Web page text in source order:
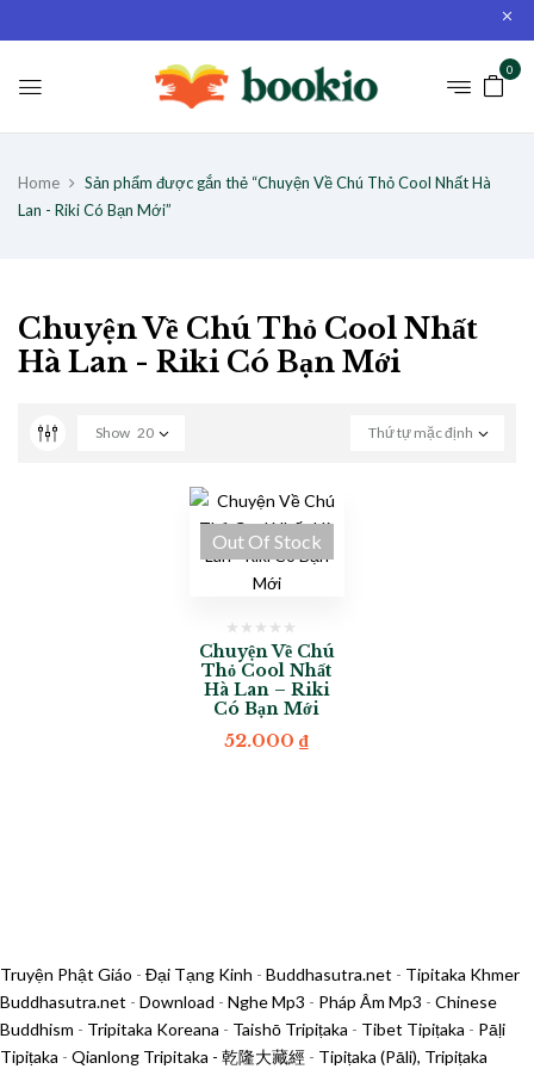
0
Home
Sản phẩm được gắn thẻ “Chuyện Về Chú Thỏ Cool Nhất Hà
Lan - Riki Có Bạn Mới”
Chuyện Về Chú Thỏ Cool Nhất
Hà Lan - Riki Có Bạn Mới
Thứ tự mặc định
Show 20
Out Of Stock
Chuyện Về Chú
Thỏ Cool Nhất
Hà Lan – Riki
Có Bạn Mới
52.000₫
Truyện Phật Giáo - Đại Tạng Kinh - Buddhasutra.net - Tipitaka Khmer
Buddhasutra.net - Download - Nghe Mp3 - Pháp Âm Mp3 - Chinese
Buddhism - Tripitaka Koreana - Taishō Tripiṭaka - Tibet Tipiṭaka - Pāḷi
Tipiṭaka - Qianlong Tripitaka - 乾隆大藏經 - Tipiṭaka (Pāli), Tripiṭaka